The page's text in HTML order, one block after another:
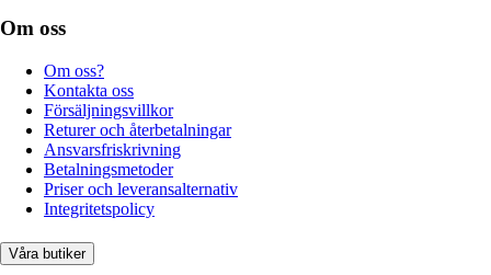
Om oss
Om oss?
Kontakta oss
Försäljningsvillkor
Returer och återbetalningar
Ansvarsfriskrivning
Betalningsmetoder
Priser och leveransalternativ
Integritetspolicy
Våra butiker